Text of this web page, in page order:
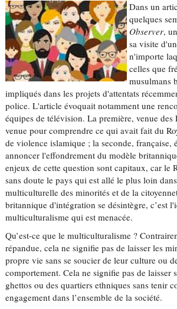
Dans un
quelques
Observer,
sa visite
n'importe
celles que
musulmans
impliqués dans les projets d'attentats
police. L'article évoquait notamment une
équipes de télévision. La première, venue des
venue pour comprendre ce qui avait fait du
de violence islamique ; la seconde, française,
annoncer l'effondrement du modèle
enjeux de cette question sont capitaux, car le
sans doute le pays qui est allé le plus loin
multiculturelle des minorités et de la
britannique d'intégration se désintègre, c’est
multiculturalisme qui est menacée.
Qu’est-ce que le multiculturalisme ?
répandue, cela ne signifie pas de laisser les
propre vie sans se soucier de leur culture ou
comportement. Cela ne signifie pas de laisser
ghettos ou des quartiers ethniques sans tenir
engagement dans l’ensemble de la société.